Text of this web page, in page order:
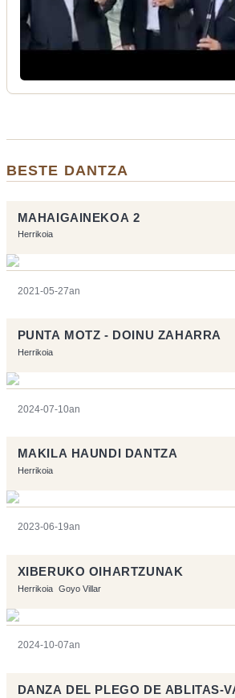
BESTE DANTZA
MAHAIGAINEKOA 2
Herrikoia
2021-05-27an
PUNTA MOTZ - DOINU ZAHARRA
Herrikoia
2024-07-10an
MAKILA HAUNDI DANTZA
Herrikoia
2023-06-19an
XIBERUKO OIHARTZUNAK
Herrikoia Goyo Villar
2024-10-07an
DANZA DEL PLEGO DE ABLITAS-